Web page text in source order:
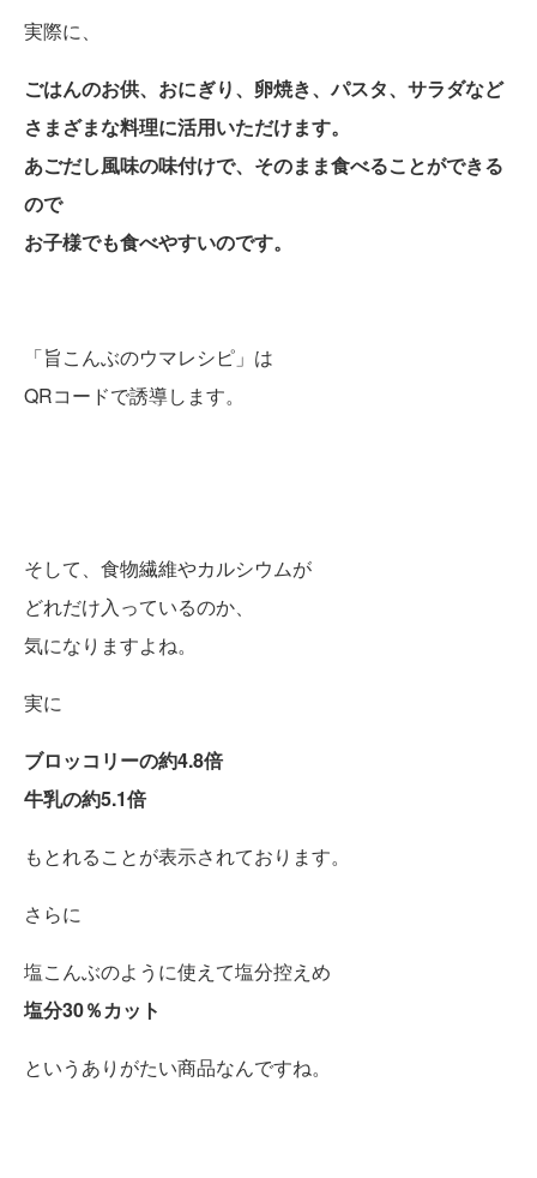
実際に、
ごはんのお供、おにぎり、卵焼き、パスタ、サラダなど
さまざまな料理に活用いただけます。
あごだし風味の味付けで、そのまま食べることができる
ので
お子様でも食べやすいのです。
「旨こんぶのウマレシピ」は
QRコードで誘導します。
そして、食物繊維やカルシウムが
どれだけ入っているのか、
気になりますよね。
実に
ブロッコリーの約4.8倍
牛乳の約5.1倍
もとれることが表示されております。
さらに
塩こんぶのように使えて塩分控えめ
塩分30％カット
というありがたい商品なんですね。